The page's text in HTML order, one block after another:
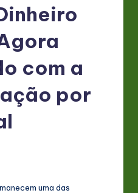
com a
por
uma das